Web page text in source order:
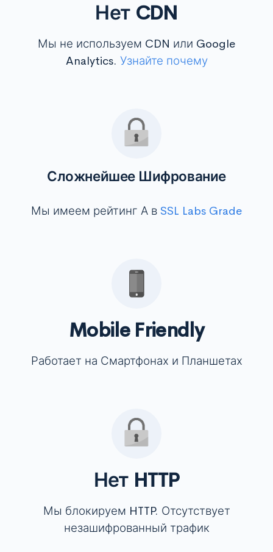
Нет CDN
Мы не используем CDN или Google
Analytics. Узнайте почему
Сложнейшее Шифрование
Мы имеем рейтинг А в SSL Labs Grade
Mobile Friendly
Работает на Смартфонах и Планшетах
Нет HTTP
Мы блокируем HTTP. Отсутствует
незашифрованный трафик